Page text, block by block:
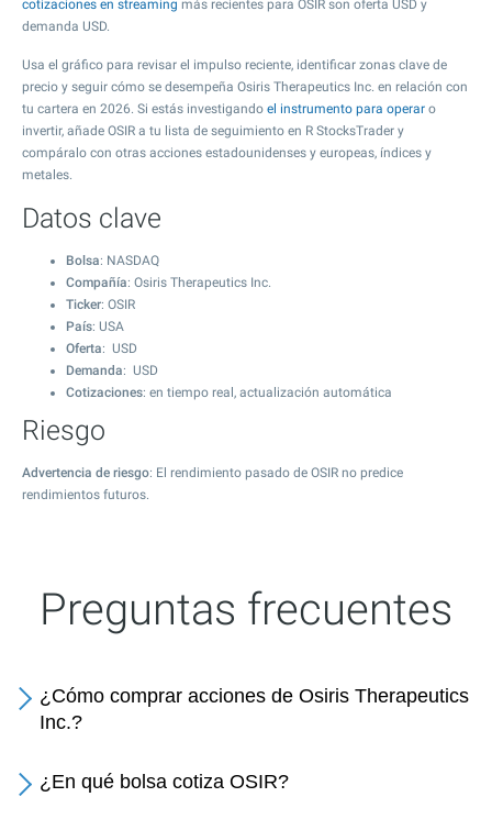
cotizaciones en streaming más recientes para OSIR son oferta USD y
demanda USD.
Usa el gráfico para revisar el impulso reciente, identificar zonas clave de
precio y seguir cómo se desempeña Osiris Therapeutics Inc. en relación con
tu cartera en 2026. Si estás investigando el instrumento para operar o
invertir, añade OSIR a tu lista de seguimiento en R StocksTrader y
compáralo con otras acciones estadounidenses y europeas, índices y
metales.
Datos clave
Bolsa: NASDAQ
Compañía: Osiris Therapeutics Inc.
Ticker: OSIR
País: USA
Oferta: USD
Demanda: USD
Cotizaciones: en tiempo real, actualización automática
Riesgo
Advertencia de riesgo: El rendimiento pasado de OSIR no predice
rendimientos futuros.
Preguntas frecuentes
¿Cómo comprar acciones de Osiris Therapeutics
Inc.?
¿En qué bolsa cotiza OSIR?